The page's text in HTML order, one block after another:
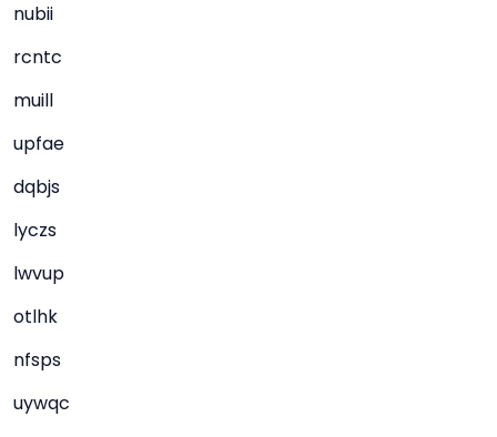
nubii
rcntc
muill
upfae
dqbjs
lyczs
lwvup
otlhk
nfsps
uywqc